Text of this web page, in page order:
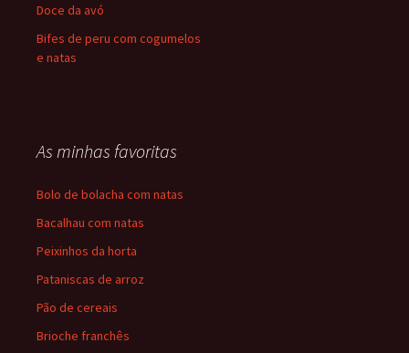
Doce da avó
Bifes de peru com cogumelos
e natas
As minhas favoritas
Bolo de bolacha com natas
Bacalhau com natas
Peixinhos da horta
Pataniscas de arroz
Pão de cereais
Brioche franchês